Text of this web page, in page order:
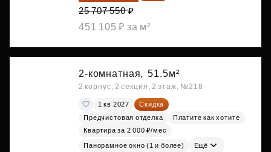
25 707 550 ₽
451 105 ₽ за м²
2-комнатная, 51.5м²
2 корпус, 2 секция, 2 этаж, №218
1 кв 2027
Скидка
Предчистовая отделка
Платите как хотите
Квартира за 2 000 ₽/мес
Панорамное окно (1 и более) Ещё